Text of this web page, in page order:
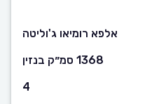
אלפא רומיאו ג'וליטה
1368 סמ״ק בנזין
4